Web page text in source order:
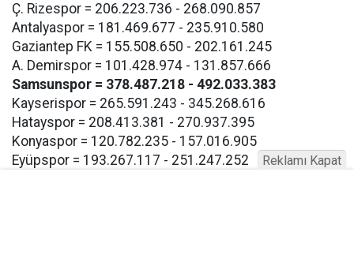
Ç. Rizespor = 206.223.736 - 268.090.857
Antalyaspor = 181.469.677 - 235.910.580
Gaziantep FK = 155.508.650 - 202.161.245
A. Demirspor = 101.428.974 - 131.857.666
Samsunspor = 378.487.218 - 492.033.383
Kayserispor = 265.591.243 - 345.268.616
Hatayspor = 208.413.381 - 270.937.395
Konyaspor = 120.782.235 - 157.016.905
Eyüpspor = 193.267.117 - 251.247.252
Reklamı Kapat